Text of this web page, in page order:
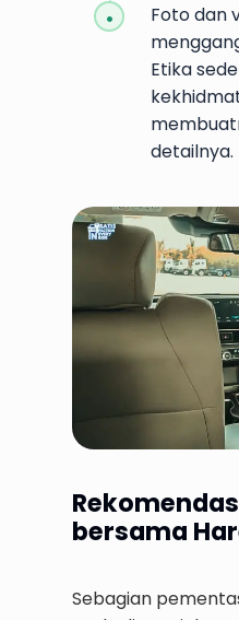
Foto dan
Etika
detailnya.
bersama
Sebagian